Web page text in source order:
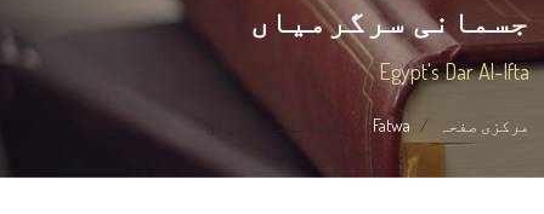
جسمانی سرگرمیاں
Egypt's Dar Al-Ifta
مرکزی صفحہ Fatwa جسمانی سرگرمیاں